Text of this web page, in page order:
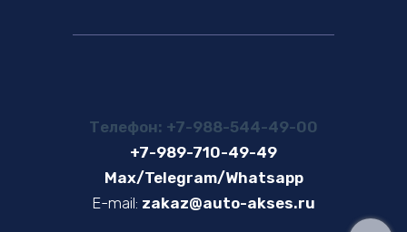
Телефон: +7-988-544-49-00
+7-989-710-49-49
Max/Telegram/Whatsapp
E-mail: zakaz@auto-akses.ru